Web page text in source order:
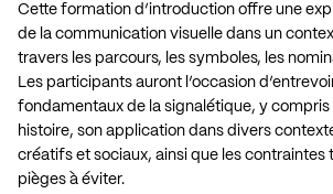
Cette formation d’introduction offre une
de la communication visuelle dans un
travers les parcours, les symboles, les
Les participants auront l’occasion
fondamentaux de la signalétique, y compris
histoire, son application dans divers
créatifs et sociaux, ainsi que les contraintes
pièges à éviter.